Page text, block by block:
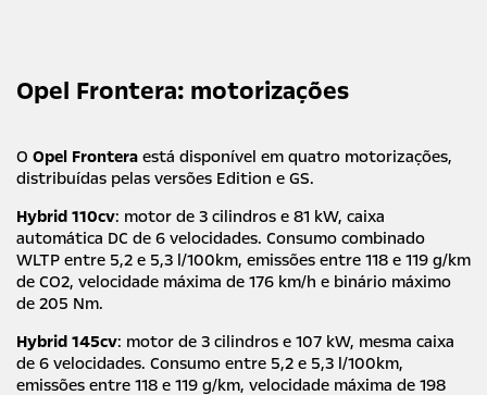
Opel Frontera: motorizações
O Opel Frontera está disponível em quatro motorizações,
distribuídas pelas versões Edition e GS.
Hybrid 110cv: motor de 3 cilindros e 81 kW, caixa
automática DC de 6 velocidades. Consumo combinado
WLTP entre 5,2 e 5,3 l/100km, emissões entre 118 e 119 g/km
de CO2, velocidade máxima de 176 km/h e binário máximo
de 205 Nm.
Hybrid 145cv: motor de 3 cilindros e 107 kW, mesma caixa
de 6 velocidades. Consumo entre 5,2 e 5,3 l/100km,
emissões entre 118 e 119 g/km, velocidade máxima de 198